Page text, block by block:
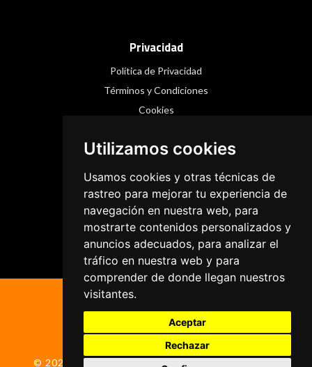
Utilizamos cookies
Usamos cookies y otras técnicas de
rastreo para mejorar tu experiencia de
navegación en nuestra web, para
mostrarte contenidos personalizados y
anuncios adecuados, para analizar el
tráfico en nuestra web y para
comprender de donde llegan nuestros
visitantes.
Aceptar
Rechazar
Privacidad
Política de Privacidad
Términos y Condiciones
Cookies
Instagram
Facebook
Threads
© 2026 ColumnaActiva.com | Todos los derechos